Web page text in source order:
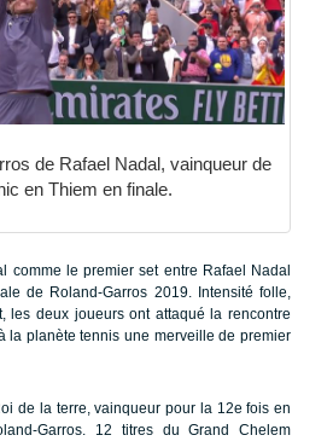
de Rafael Nadal, vainqueur de
en Thiem en finale.
comme le premier set entre Rafael Nadal
de Roland-Garros 2019. Intensité folle,
les deux joueurs ont attaqué la rencontre
la planète tennis une merveille de premier
de la terre, vainqueur pour la 12e fois en
Garros. 12 titres du Grand Chelem